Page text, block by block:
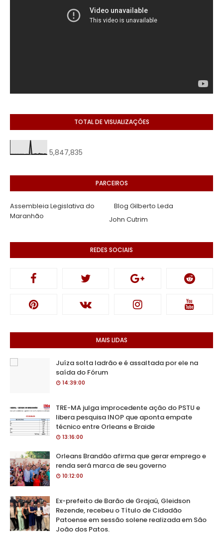
TOTAL DE VISUALIZAÇÕES
5,847,835
PARCEIROS
Assembleia Legislativa do
Maranhão
Blog Gilberto Leda
John Cutrim
REDES SOCIAIS
MAIS LIDAS
Juíza solta ladrão e é assaltada por ele na
saída do Fórum
14:39:00
TRE-MA julga improcedente ação do PSTU e
libera pesquisa INOP que aponta empate
técnico entre Orleans e Braide
13:16:00
Orleans Brandão afirma que gerar emprego e
renda será marca de seu governo
10:12:00
Ex-prefeito de Barão de Grajaú, Gleidson
Rezende, recebeu o Título de Cidadão
Patoense em sessão solene realizada em São
João dos Patos.